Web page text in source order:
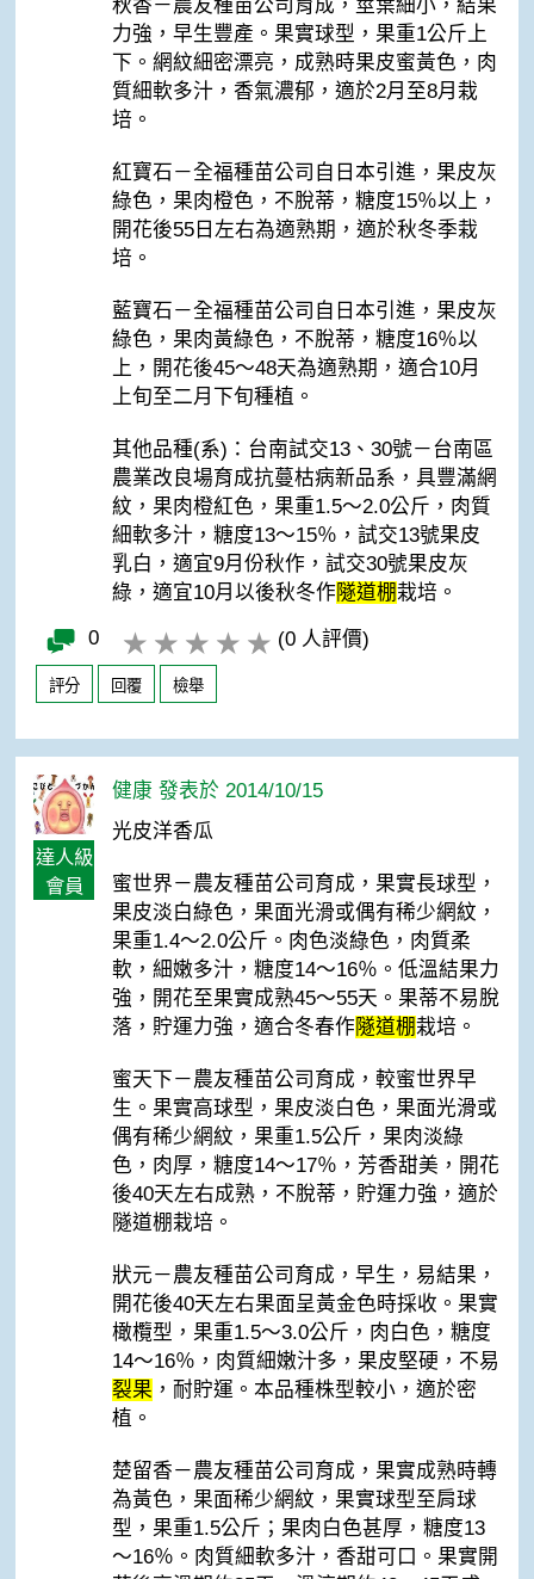
秋香－農友種苗公司育成，莖葉細小，結果
力強，早生豐產。果實球型，果重1公斤上
下。網紋細密漂亮，成熟時果皮蜜黃色，肉
質細軟多汁，香氣濃郁，適於2月至8月栽
培。
紅寶石－全福種苗公司自日本引進，果皮灰
綠色，果肉橙色，不脫蒂，糖度15％以上，
開花後55日左右為適熟期，適於秋冬季栽
培。
藍寶石－全福種苗公司自日本引進，果皮灰
綠色，果肉黃綠色，不脫蒂，糖度16％以
上，開花後45～48天為適熟期，適合10月
上旬至二月下旬種植。
其他品種(系)：台南試交13、30號－台南區
農業改良場育成抗蔓枯病新品系，具豐滿網
紋，果肉橙紅色，果重1.5～2.0公斤，肉質
細軟多汁，糖度13～15％，試交13號果皮
乳白，適宜9月份秋作，試交30號果皮灰
綠，適宜10月以後秋冬作隧道棚栽培。
0 (0 人評價)
評分 回覆 檢舉
達人級
會員
健康 發表於 2014/10/15
光皮洋香瓜
蜜世界－農友種苗公司育成，果實長球型，
果皮淡白綠色，果面光滑或偶有稀少網紋，
果重1.4～2.0公斤。肉色淡綠色，肉質柔
軟，細嫩多汁，糖度14～16％。低溫結果力
強，開花至果實成熟45～55天。果蒂不易脫
落，貯運力強，適合冬春作隧道棚栽培。
蜜天下－農友種苗公司育成，較蜜世界早
生。果實高球型，果皮淡白色，果面光滑或
偶有稀少網紋，果重1.5公斤，果肉淡綠
色，肉厚，糖度14～17％，芳香甜美，開花
後40天左右成熟，不脫蒂，貯運力強，適於
隧道棚栽培。
狀元－農友種苗公司育成，早生，易結果，
開花後40天左右果面呈黃金色時採收。果實
橄欖型，果重1.5～3.0公斤，肉白色，糖度
14～16％，肉質細嫩汁多，果皮堅硬，不易
裂果 ，耐貯運。本品種株型較小，適於密
植。
楚留香－農友種苗公司育成，果實成熟時轉
為黃色，果面稀少網紋，果實球型至肩球
型，果重1.5公斤；果肉白色甚厚，糖度13
～16％。肉質細軟多汁，香甜可口。果實開